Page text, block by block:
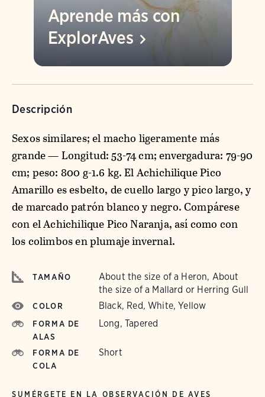
Aprende más con
ExplorAves
Descripción
Sexos similares; el macho ligeramente más
grande — Longitud: 53-74 cm; envergadura: 79-90
cm; peso: 800 g-1.6 kg. El Achichilique Pico
Amarillo es esbelto, de cuello largo y pico largo, y
de marcado patrón blanco y negro. Compárese
con el Achichilique Pico Naranja, así como con
los colimbos en plumaje invernal.
TAMAÑO
About the size of a Heron, About
the size of a Mallard or Herring Gull
COLOR Black, Red, White, Yellow
FORMA DE
ALAS
Long, Tapered
FORMA DE
COLA
Short
SUMÉRGETE EN LA OBSERVACIÓN DE AVES